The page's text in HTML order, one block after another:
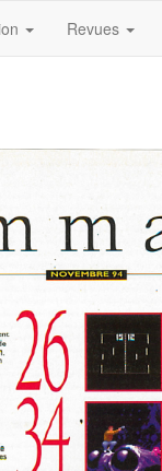
Revues